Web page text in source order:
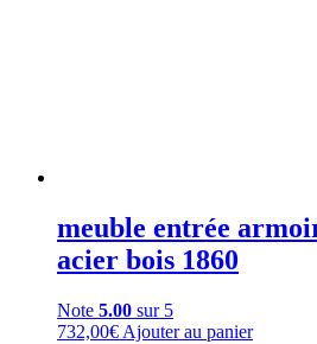
meuble entrée
acier bois 1860
Note 5.00 sur 5
732,00€ Ajouter au panier